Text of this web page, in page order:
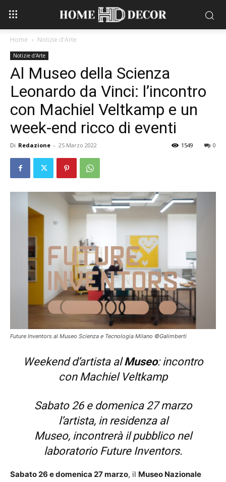
Home Notizie d'Arte
Notizie d'Arte
Al Museo della Scienza
Leonardo da Vinci: l’incontro
con Machiel Veltkamp e un
week-end ricco di eventi
Di Redazione - 25 Marzo 2022 0
1549
Future Inventors al Museo Scienza e Tecnologia Milano ©Galimberti
Weekend d’artista alMuseo: incontro
con Machiel Veltkamp
Sabato 26 e domenica 27 marzo
l’artista, in residenza al
Museo, incontrerà il pubblico nel
laboratorio Future Inventors.
Sabato 26 e domenica 27 marzo, il Museo Nazionale